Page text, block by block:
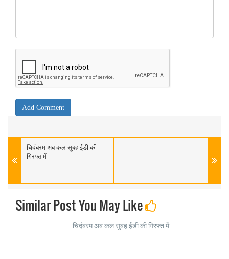
चिदंबरम अब कल सुबह ईडी की
गिरफ्त में
Similar Post You May Like
चिदंबरम अब कल सुबह ईडी की गिरफ्त में